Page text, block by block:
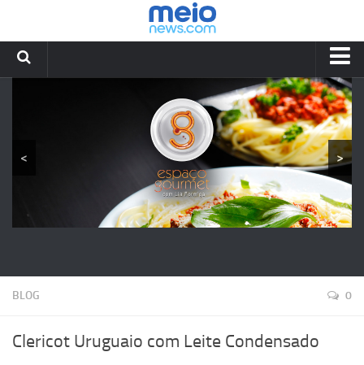
YOUTUBE
LIA FORMIGA
< >
BLOG 0
Clericot Uruguaio com Leite Condensado